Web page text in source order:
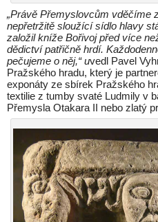
„Právě Přemyslovcům vděčíme
nepřetržitě sloužící sídlo hlavy
založil kníže Bořivoj před více
dědictví patřičně hrdí.
pečujeme o něj,“ uvedl Pavel
Pražského hradu, který je
exponáty ze sbírek Pražského
textilie z tumby svaté Ludmily v
Přemysla Otakara II nebo zlatý